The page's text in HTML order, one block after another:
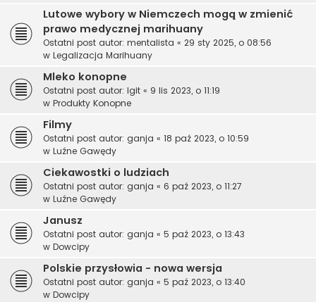
Lutowe wybory w Niemczech mogą w zmienić
prawo medycznej marihuany
Ostatni post autor: mentalista « 29 sty 2025, o 08:56
w Legalizacja Marihuany
Mleko konopne
Ostatni post autor: Igit « 9 lis 2023, o 11:19
w Produkty Konopne
Filmy
Ostatni post autor: ganja « 18 paź 2023, o 10:59
w Luźne Gawędy
Ciekawostki o ludziach
Ostatni post autor: ganja « 6 paź 2023, o 11:27
w Luźne Gawędy
Janusz
Ostatni post autor: ganja « 5 paź 2023, o 13:43
w Dowcipy
Polskie przysłowia - nowa wersja
Ostatni post autor: ganja « 5 paź 2023, o 13:40
w Dowcipy